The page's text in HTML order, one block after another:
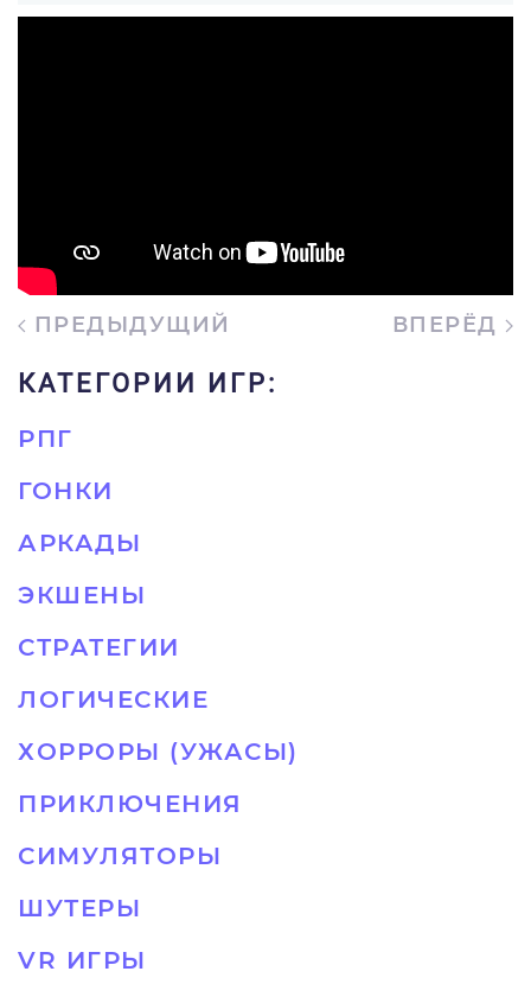
ПРЕДЫДУЩИЙ ВПЕРЁД
КАТЕГОРИИ ИГР:
РПГ
ГОНКИ
АРКАДЫ
ЭКШЕНЫ
СТРАТЕГИИ
ЛОГИЧЕСКИЕ
ХОРРОРЫ (УЖАСЫ)
ПРИКЛЮЧЕНИЯ
СИМУЛЯТОРЫ
ШУТЕРЫ
VR ИГРЫ